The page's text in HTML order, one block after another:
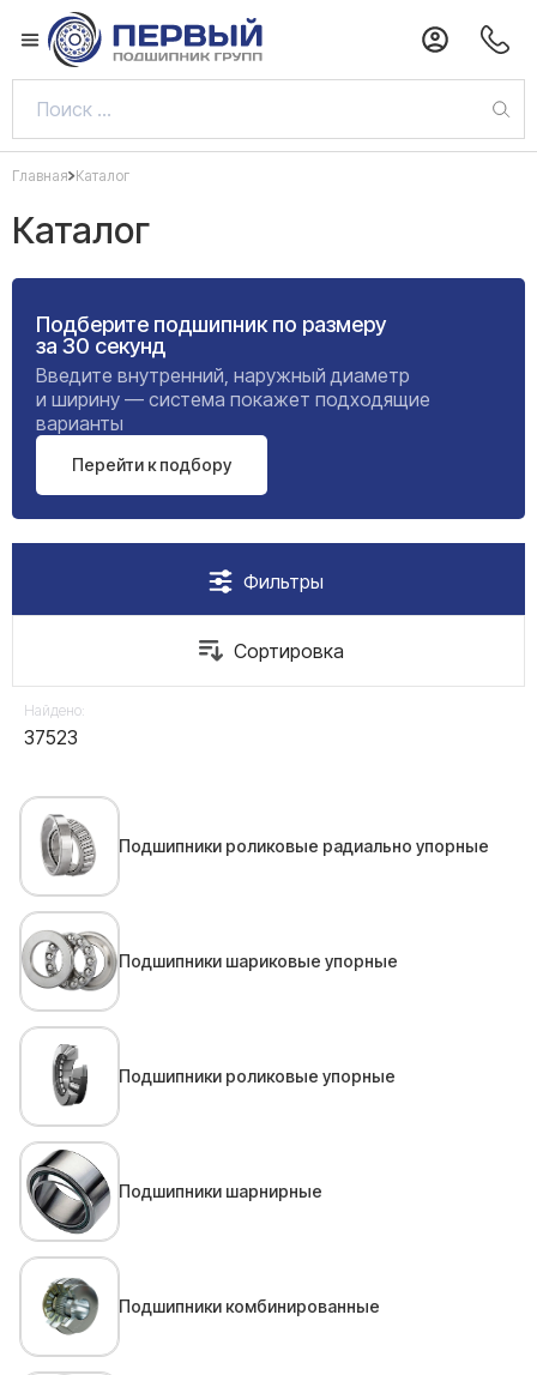
Главная Каталог
Каталог
Подберите подшипник по размеру
за 30 секунд
Введите внутренний, наружный диаметр
и ширину — система покажет подходящие
варианты
Перейти к подбору
Найдено:
37523
Подшипники роликовые радиально упорные
Подшипники шариковые упорные
Подшипники роликовые упорные
Подшипники шарнирные
Подшипники комбинированные